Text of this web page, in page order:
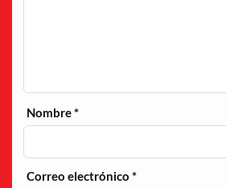
Nombre*
Correo electrónico*